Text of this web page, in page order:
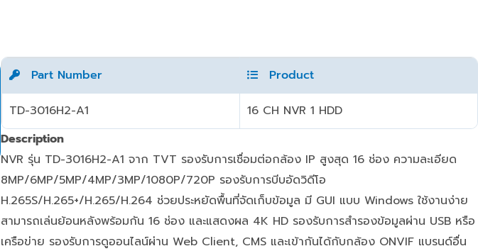
Part Number Product
TD-3016H2-A1
16 CH NVR 1 HDD
Description
NVR รุ่น TD-3016H2-A1 จาก TVT รองรับการเชื่อมต่อกล้อง IP สูงสุด 16 ช่อง ความละเอียด
8MP/6MP/5MP/4MP/3MP/1080P/720P รองรับการบีบอัดวิดีโอ
H.265S/H.265+/H.265/H.264 ช่วยประหยัดพื้นที่จัดเก็บข้อมูล มี GUI แบบ Windows ใช้งานง่าย
สามารถเล่นย้อนหลังพร้อมกัน 16 ช่อง และแสดงผล 4K HD รองรับการสำรองข้อมูลผ่าน USB หรือ
เครือข่าย รองรับการดูออนไลน์ผ่าน Web Client, CMS และเข้ากันได้กับกล้อง ONVIF แบรนด์อื่น